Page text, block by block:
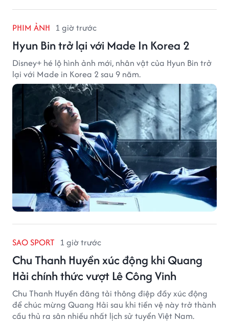
PHIM ẢNH 1 giờ trước
Hyun Bin trở lại với Made In Korea 2
Disney+ hé lộ hình ảnh mới, nhân vật của Hyun Bin trở
lại với Made in Korea 2 sau 9 năm.
SAO SPORT 1 giờ trước
Chu Thanh Huyền xúc động khi Quang
Hải chính thức vượt Lê Công Vinh
Chu Thanh Huyền đăng tải thông điệp đầy xúc động
để chúc mừng Quang Hải sau khi tiền vệ này trở thành
cầu thủ ra sân nhiều nhất lịch sử tuyển Việt Nam.